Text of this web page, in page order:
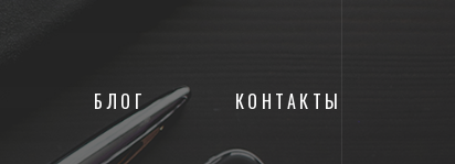
БЛОГ КОНТАКТЫ